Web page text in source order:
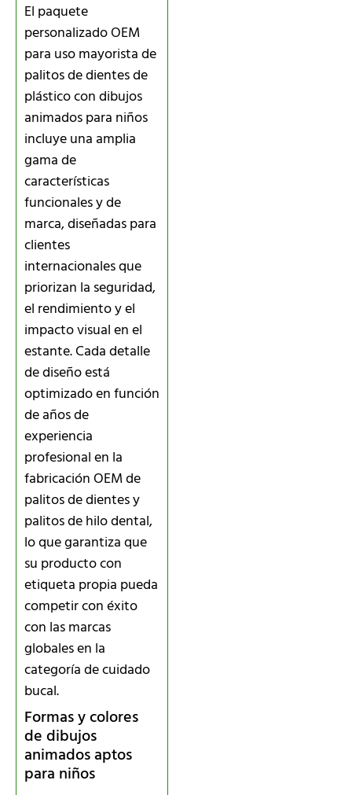
El paquete
personalizado OEM
para uso mayorista de
palitos de dientes de
plástico con dibujos
animados para niños
incluye una amplia
gama de
características
funcionales y de
marca, diseñadas para
clientes
internacionales que
priorizan la seguridad,
el rendimiento y el
impacto visual en el
estante. Cada detalle
de diseño está
optimizado en función
de años de
experiencia
profesional en la
fabricación OEM de
palitos de dientes y
palitos de hilo dental,
lo que garantiza que
su producto con
etiqueta propia pueda
competir con éxito
con las marcas
globales en la
categoría de cuidado
bucal.
Formas y colores
de dibujos
animados aptos
para niños